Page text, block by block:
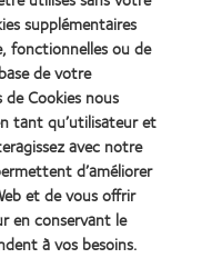
(2011)
supplémentaires
fonctionnelles ou de
de votre
Cookies nous
tant qu’utilisateur et
avec notre
d’améliorer
et de vous offrir
en conservant le
à vos besoins.